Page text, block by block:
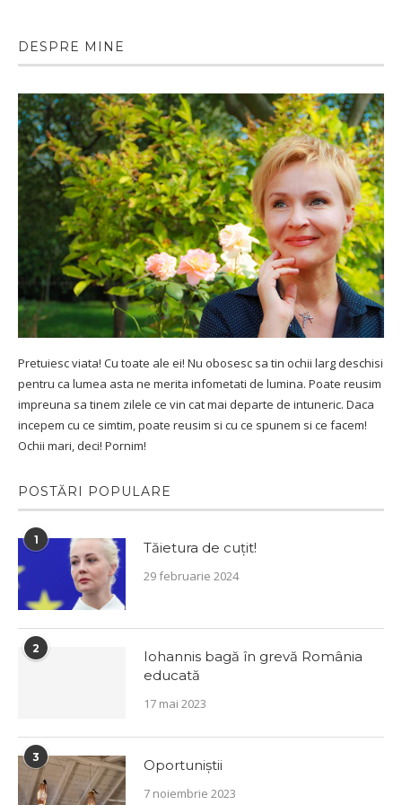
DESPRE MINE
Pretuiesc viata! Cu toate ale ei! Nu obosesc sa tin ochii larg deschisi
pentru ca lumea asta ne merita infometati de lumina. Poate reusim
impreuna sa tinem zilele ce vin cat mai departe de intuneric. Daca
incepem cu ce simtim, poate reusim si cu ce spunem si ce facem!
Ochii mari, deci! Pornim!
POSTĂRI POPULARE
1 Tăietura de cuțit!
29 februarie 2024
2
Iohannis bagă în grevă România
educată
17 mai 2023
3 Oportuniștii
7 noiembrie 2023